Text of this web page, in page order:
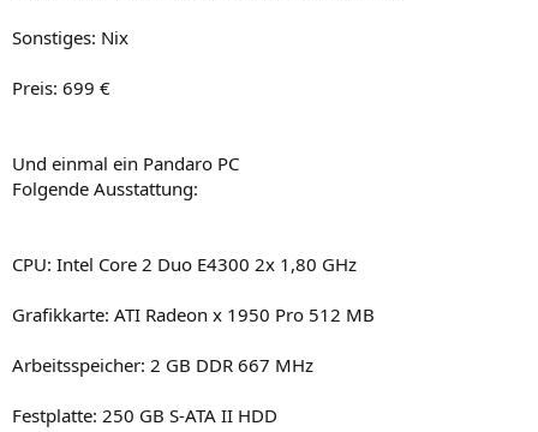
Sonstiges: Nix
Preis: 699 €
Und einmal ein Pandaro PC
Folgende Ausstattung:
CPU: Intel Core 2 Duo E4300 2x 1,80 GHz
Grafikkarte: ATI Radeon x 1950 Pro 512 MB
Arbeitsspeicher: 2 GB DDR 667 MHz
Festplatte: 250 GB S-ATA II HDD